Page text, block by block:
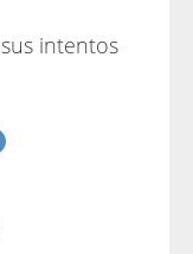
intentos